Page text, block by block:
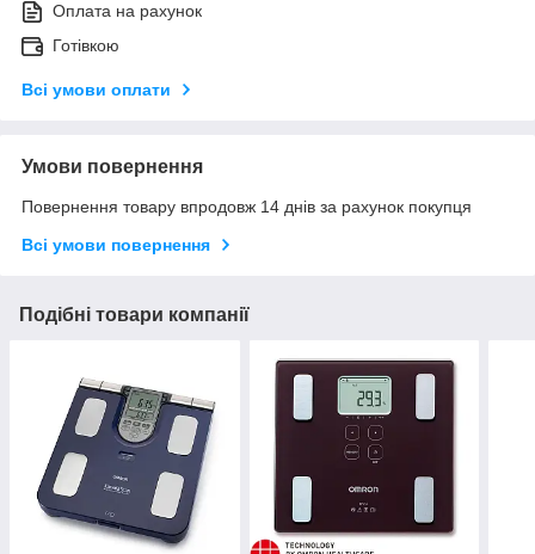
Оплата на рахунок
Готівкою
Всі умови оплати
Умови повернення
Повернення товару впродовж 14 днів за рахунок покупця
Всі умови повернення
Подібні товари компанії